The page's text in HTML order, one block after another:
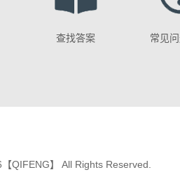
查找答案 常见
QIFENG】 All Rights Reserved.